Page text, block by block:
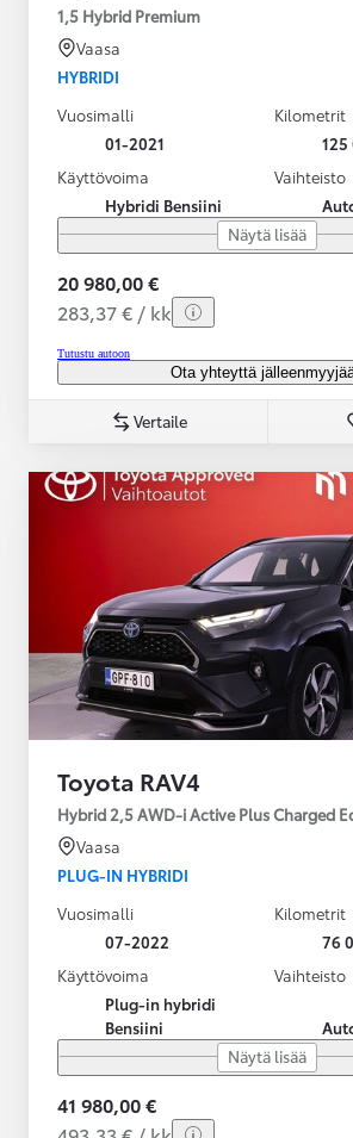
1,5 Hybrid Premium
Vaasa
HYBRIDI
Vuosimalli
01-2021
Kilometrit
125
Käyttövoima
Hybridi Bensiini
Vaihteisto
Näytä lisää
20 980,00 €
283,37 € / kk
Tutustu autoon
Ota yhteyttä
Vertaile
Toyota RAV4
Hybrid 2,5 AWD-i Active Plus Charged
Vaasa
PLUG-IN HYBRIDI
Vuosimalli
07-2022
Kilometrit
76
Käyttövoima
Plug-in hybridi
Bensiini
Vaihteisto
Näytä lisää
41 980,00 €